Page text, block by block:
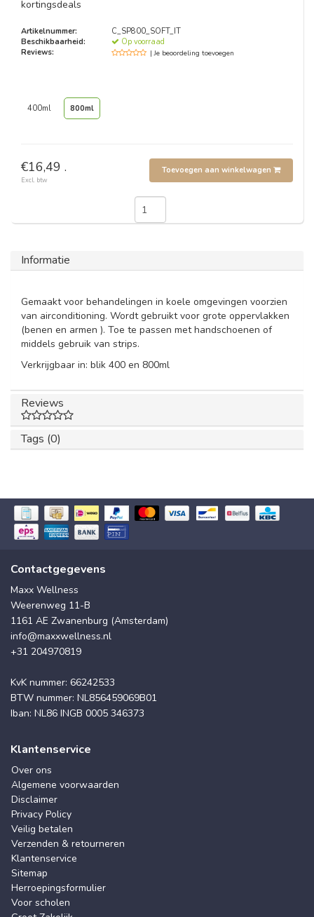
kortingsdeals
Artikelnummer:
C_SP800_SOFT_IT
Beschikbaarheid:
Op voorraad
Reviews:
| Je beoordeling toevoegen
400ml 800ml
€16,49 .
Excl. btw
Toevoegen aan winkelwagen
Informatie
Gemaakt voor behandelingen in koele omgevingen voorzien
van airconditioning. Wordt gebruikt voor grote oppervlakken
(benen en armen ). Toe te passen met handschoenen of
middels gebruik van strips.
Verkrijgbaar in: blik 400 en 800ml
Reviews
Tags (0)
Contactgegevens
Maxx Wellness
Weerenweg 11-B
1161 AE Zwanenburg (Amsterdam)
info@maxxwellness.nl
+31 204970819
KvK nummer: 66242533
BTW nummer: NL856459069B01
Iban: NL86 INGB 0005 346373
Klantenservice
Over ons
Algemene voorwaarden
Disclaimer
Privacy Policy
Veilig betalen
Verzenden & retourneren
Klantenservice
Sitemap
Herroepingsformulier
Voor scholen